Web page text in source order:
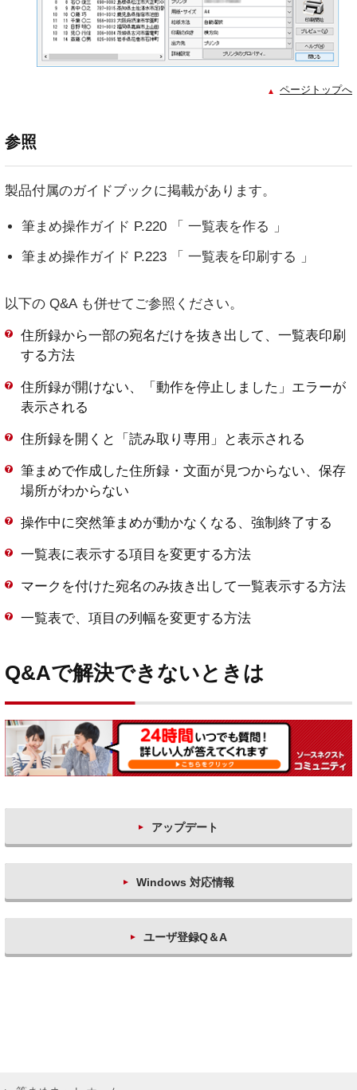
ページトップへ
参照
製品付属のガイドブックに掲載があります。
筆まめ操作ガイド P.220 「 一覧表を作る 」
筆まめ操作ガイド P.223 「 一覧表を印刷する 」
以下の Q&A も併せてご参照ください。
住所録から一部の宛名だけを抜き出して、一覧表印刷
する方法
住所録が開けない、「動作を停止しました」エラーが
表示される
住所録を開くと「読み取り専用」と表示される
筆まめで作成した住所録・文面が見つからない、保存
場所がわからない
操作中に突然筆まめが動かなくなる、強制終了する
一覧表に表示する項目を変更する方法
マークを付けた宛名のみ抜き出して一覧表示する方法
一覧表で、項目の列幅を変更する方法
Q&Aで解決できないときは
アップデート
Windows 対応情報
ユーザ登録Q＆A